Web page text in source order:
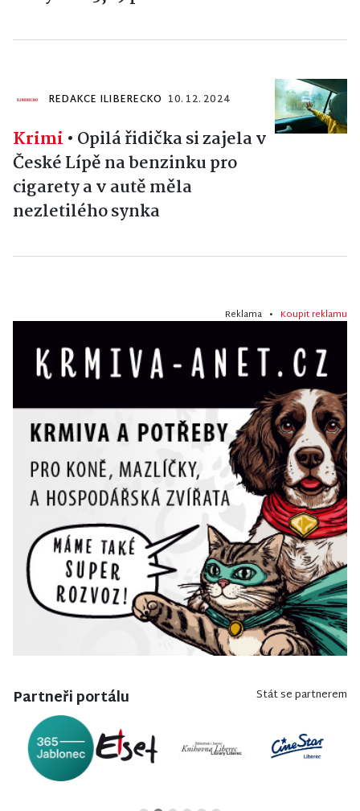
REDAKCE ILIBERECKO 10. 12. 2024
Krimi • Opilá řidička si zajela v
České Lípě na benzinku pro
cigarety a v autě měla
nezletilého synka
Reklama • Koupit reklamu
Partneři portálu Stát se partnerem